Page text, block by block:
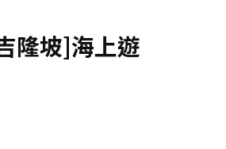
隆坡]海上遊